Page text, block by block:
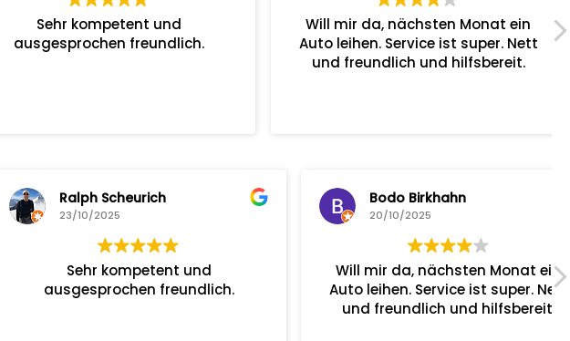
Sehr kompetent und
ausgesprochen freundlich.
Will mir da, nächsten Monat ein
Auto leihen. Service ist super. Nett
und freundlich und hilfsbereit.
Ralph Scheurich
23/10/2025
Sehr kompetent und
ausgesprochen freundlich.
Bodo Birkhahn
20/10/2025
Will mir da, nächsten Monat ein
Auto leihen. Service ist super. Nett
und freundlich und hilfsbereit.